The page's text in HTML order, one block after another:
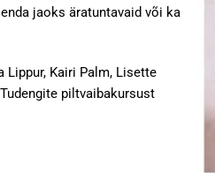
jaoks äratuntavaid või ka
Lippur, Kairi Palm, Lisette
piltvaibakursust